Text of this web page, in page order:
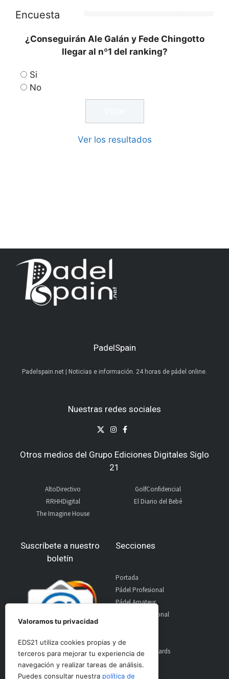
Encuesta
¿Conseguirán Ale Galán y Fede Chingotto
llegar al nº1 del ranking?
Si
No
Ver los resultados
PadelSpain
Padelspain.net | Noticias e información. 24 horas de pádel online.
Nuestras redes sociales
Otros medios del Grupo Ediciones Digitales Siglo
21
AltoDirectivo
RRHHDigital
The Imagine House
GolfConfidencial
El Diario del Bebé
Suscríbete a nuestro
boletín
Secciones
Portada
Pádel Profesional
Pádel Amateur
Pádel Internacional
Material
World Padel Awards
Contacto
Publicidad
Valoramos tu privacidad
EDS21 utiliza cookies propias y de
terceros para mejorar tu experiencia de
navegación y realizar tareas de análisis.
Puedes consultar nuestra política de